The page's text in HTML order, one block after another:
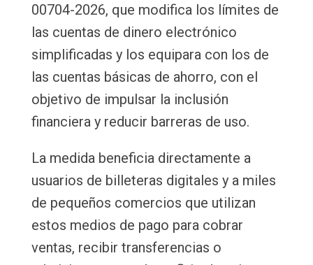
00704-2026, que modifica los límites de
las cuentas de dinero electrónico
simplificadas y los equipara con los de
las cuentas básicas de ahorro, con el
objetivo de impulsar la inclusión
financiera y reducir barreras de uso.
La medida beneficia directamente a
usuarios de billeteras digitales y a miles
de pequeños comercios que utilizan
estos medios de pago para cobrar
ventas, recibir transferencias o